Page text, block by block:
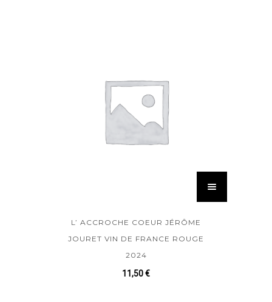
L’ ACCROCHE COEUR JÉRÔME
JOURET VIN DE FRANCE ROUGE
2024
11,50€